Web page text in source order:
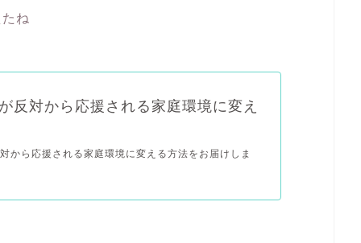
ね
反対から応援される家庭環境に変え
から応援される家庭環境に変える方法をお届けしま